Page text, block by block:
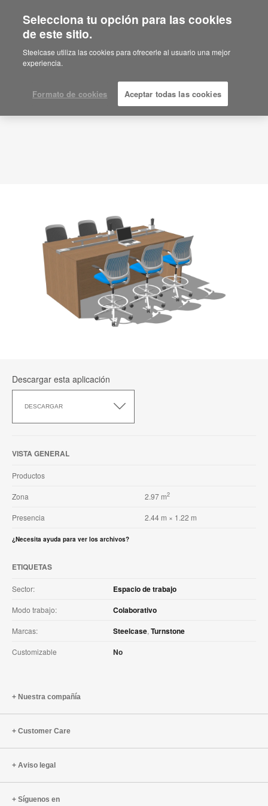
Idea de planificación
ID: CE4PX4GF
Descargar esta aplicación
DESCARGAR
esta
VISTA GENERAL
Productos
Zona 2.97 m2
Presencia 2.44 m × 1.22 m
¿Necesita ayuda para ver los archivos?
ETIQUETAS
Sector: Espacio de trabajo
Modo trabajo: Colaborativo
Marcas: Steelcase, Turnstone
Customizable No
Nuestra compañía
Customer Care
Aviso legal
Síguenos en
Selecciona tu opción para las cookies
de este sitio.
Steelcase utiliza las cookies para ofrecerle al usuario una mejor
experiencia.
Formato de cookies Aceptar todas las cookies